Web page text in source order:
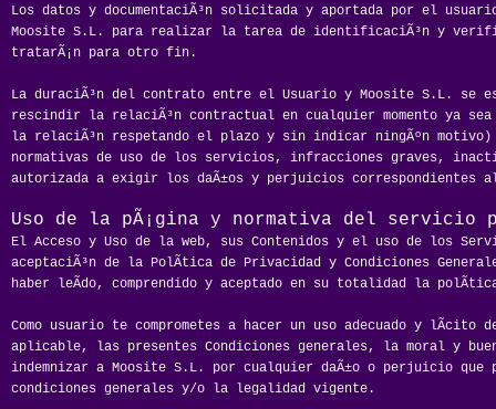
Los datos y documentaciÃ³n solicitada y aportada por el
Moosite S.L. para realizar la tarea de identificaciÃ³n y
tratarÃ¡n para otro fin.
La duraciÃ³n del contrato entre el Usuario y Moosite S.L. se
rescindir la relaciÃ³n contractual en cualquier momento ya
la relaciÃ³n respetando el plazo y sin indicar ningÃºn
normativas de uso de los servicios, infracciones graves,
autorizada a exigir los daÃ±os y perjuicios correspondientes
Uso de la pÃ¡gina y normativa del servicio
El Acceso y Uso de la web, sus Contenidos y el uso de los
aceptaciÃ³n de la PolÃ­tica de Privacidad y Condiciones
haber leÃ­do, comprendido y aceptado en su totalidad la
Como usuario te comprometes a hacer un uso adecuado y
aplicable, las presentes Condiciones generales, la moral y
indemnizar a Moosite S.L. por cualquier daÃ±o o perjuicio
condiciones generales y/o la legalidad vigente.